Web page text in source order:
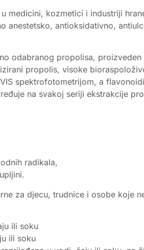
medicini, kozmetici i industriji
anestetsko, antioksidativno,
odabranog propolisa, proizveden
propolis, visoke
spektrofotometrijom, a
na svakoj seriji ekstrakcije
radikala,
za djecu, trudnice i osobe koje
ili soku
ili soku